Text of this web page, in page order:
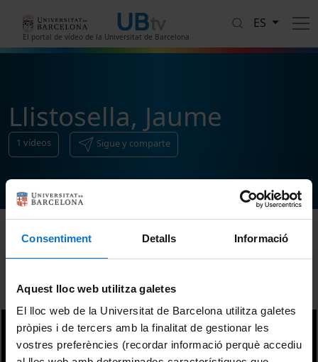
Consentiment Detalls Informació
Aquest lloc web utilitza galetes
El lloc web de la Universitat de Barcelona utilitza galetes
pròpies i de tercers amb la finalitat de gestionar les
vostres preferències (recordar informació perquè accediu
El portal de vídeo de la Universitat de Barcelona
ES
Llistosella, Jaume
1 vídeos Sigue y comparte